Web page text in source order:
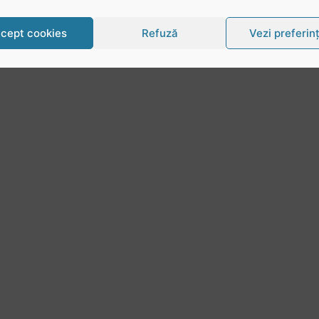
cookies Refuză Vezi